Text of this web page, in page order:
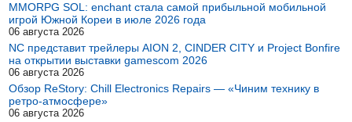
MMORPG SOL: enchant стала самой прибыльной мобильной
игрой Южной Кореи в июле 2026 года
06 августа 2026
NC представит трейлеры AION 2, CINDER CITY и Project Bonfire
на открытии выставки gamescom 2026
06 августа 2026
Обзор ReStory: Chill Electronics Repairs — «Чиним технику в
ретро-атмосфере»
06 августа 2026